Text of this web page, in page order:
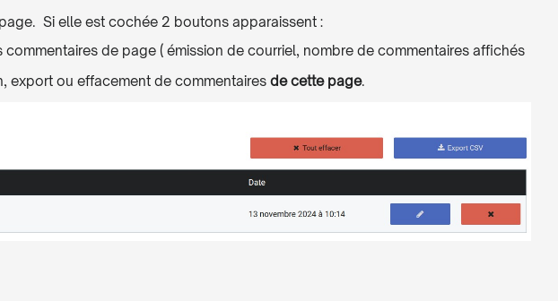
Si elle est cochée 2 boutons apparaissent :
de page ( émission de courriel, nombre de commentaires affichés
export ou effacement de commentaires de cette page.